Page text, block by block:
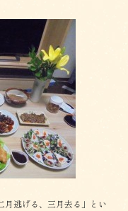
月逃げる、三月去る」とい